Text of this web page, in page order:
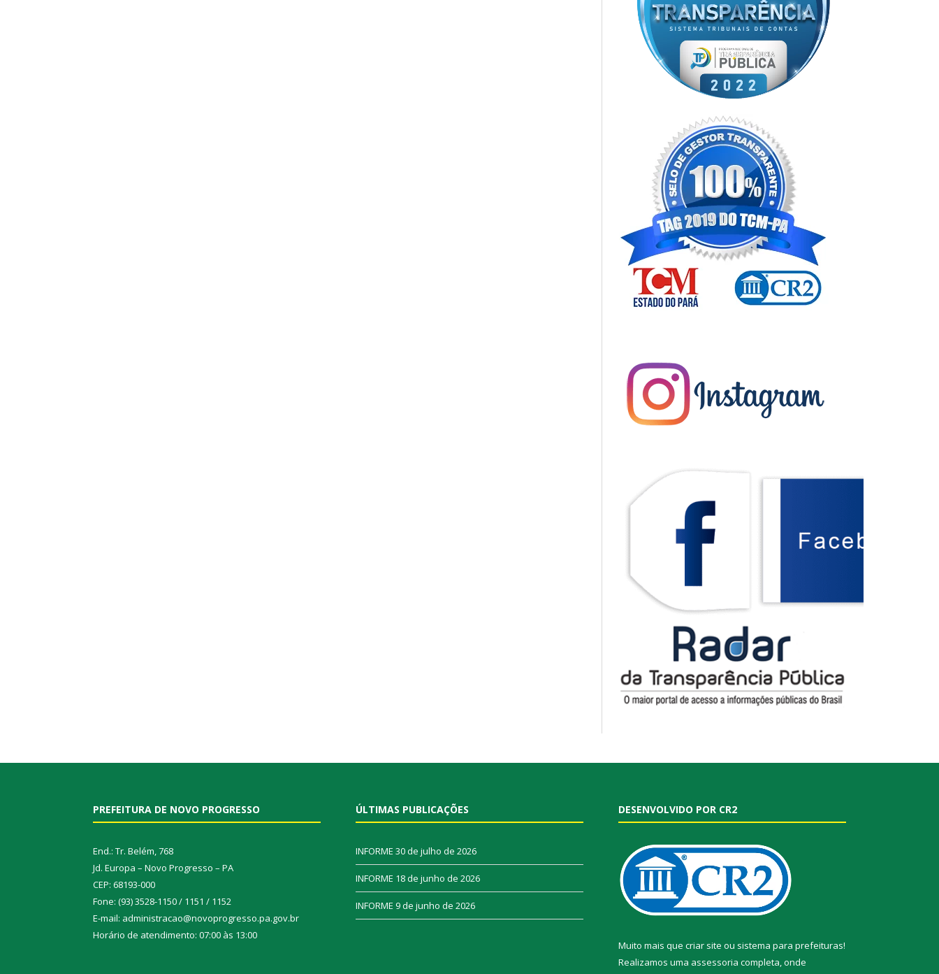
PREFEITURA DE NOVO PROGRESSO
End.: Tr. Belém, 768
Jd. Europa – Novo Progresso – PA
CEP: 68193-000
Fone: (93) 3528-1150 / 1151 / 1152
E-mail: administracao@novoprogresso.pa.gov.br
Horário de atendimento: 07:00 às 13:00
ÚLTIMAS PUBLICAÇÕES
INFORME 30 de julho de 2026
INFORME 18 de junho de 2026
INFORME 9 de junho de 2026
DESENVOLVIDO POR CR2
Muito mais que criar site ou sistema para prefeituras!
Realizamos uma assessoria completa, onde